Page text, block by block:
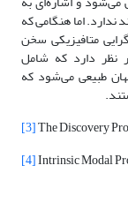
اما هنگامی که
متافیزیکی سخن
نظر دارد که شامل
طبیعی می‌شود که
[3]The Discovery
[4]Intrinsic Modal